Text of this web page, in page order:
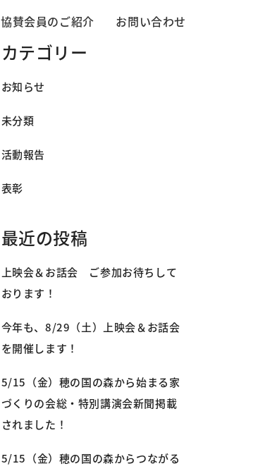
協賛会員のご紹介 お問い合わせ
カテゴリー
お知らせ
未分類
活動報告
表彰
最近の投稿
上映会＆お話会 ご参加お待ちして
おります！
今年も、8/29（土）上映会＆お話会
を開催します！
5/15（金）穂の国の森から始まる家
づくりの会総・特別講演会新聞掲載
されました！
5/15（金）穂の国の森からつながる